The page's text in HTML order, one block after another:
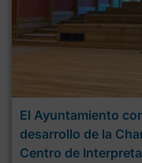
El Ayuntamiento
desarrollo de la
Centro de